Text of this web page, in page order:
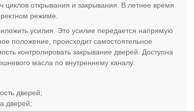
циклов открывания и закрывания. В летнее время
режиме.
усилия. Это усилие передается напрямую
положение, происходит самостоятельное
контролировать закрывание дверей. Доступна
масла по внутреннему каналу.
дверей;
дверей;